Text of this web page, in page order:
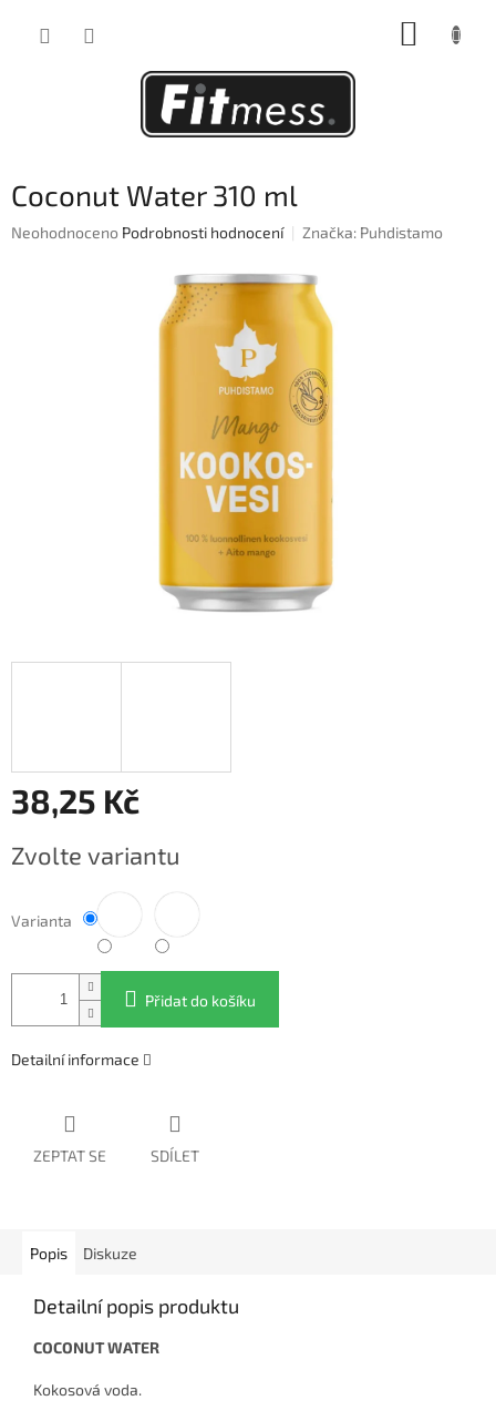
Coconut Water 310 ml
Průměrné
Neohodnoceno Podrobnosti hodnocení Značka: Puhdistamo
38,25 Kč
cena:
Zvolte variantu
Varianta
Přidat do košíku
Detailní informace
ZEPTAT SE SDÍLET
Popis Diskuze
Detailní popis produktu
COCONUT WATER
Kokosová voda.